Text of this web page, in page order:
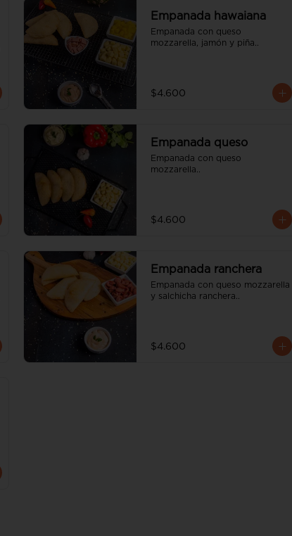
Empanada hawaiana
Empanada con queso
mozzarella, jamón y piña..
$4.600
Empanada queso
Empanada con queso
mozzarella..
$4.600
Empanada ranchera
Empanada con queso mozzarella
y salchicha ranchera..
$4.600